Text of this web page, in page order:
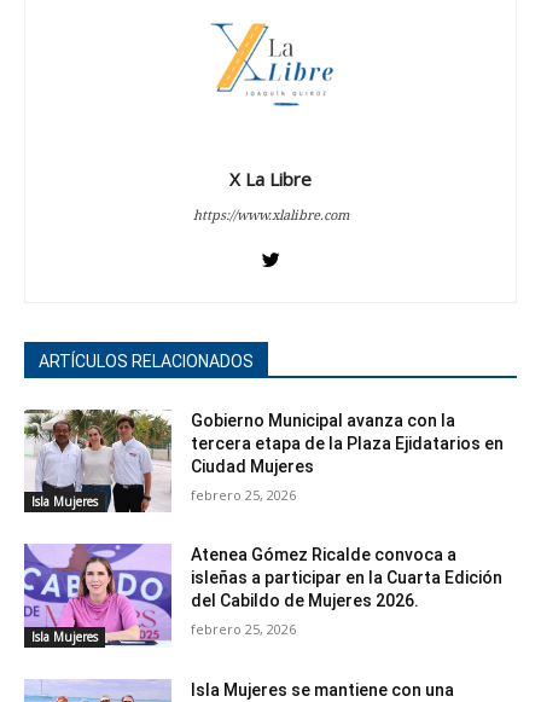
X La Libre
https://www.xlalibre.com
ARTÍCULOS RELACIONADOS
Isla Mujeres
Gobierno Municipal avanza con la
tercera etapa de la Plaza Ejidatarios en
Ciudad Mujeres
febrero 25, 2026
Isla Mujeres
Atenea Gómez Ricalde convoca a
isleñas a participar en la Cuarta Edición
del Cabildo de Mujeres 2026.
febrero 25, 2026
Isla Mujeres se mantiene con una